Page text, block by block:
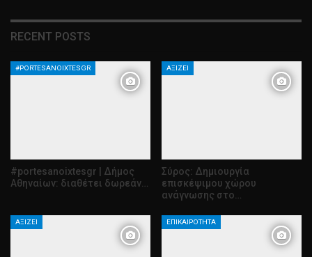
RECENT POSTS
#PORTESANOIXTESGR
#portesanoixtesgr | Δήμος
Αθηναίων: διαθέτει δωρεάν…
ΑΞΊΖΕΙ
Σύρος: Δημιουργία
επισκέψιμου χώρου
ανάγνωσης στο…
ΑΞΊΖΕΙ ΕΠΙΚΑΙΡΌΤΗΤΑ